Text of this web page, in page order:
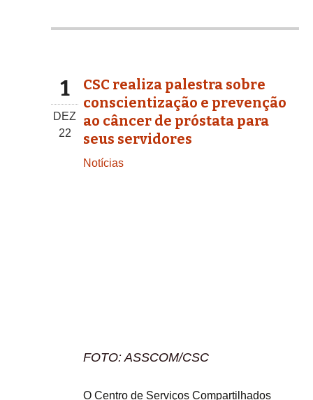
1
DEZ
22
CSC realiza palestra sobre
conscientização e prevenção
ao câncer de próstata para
seus servidores
Notícias
FOTO: ASSCOM/CSC
O Centro de Serviços Compartilhados